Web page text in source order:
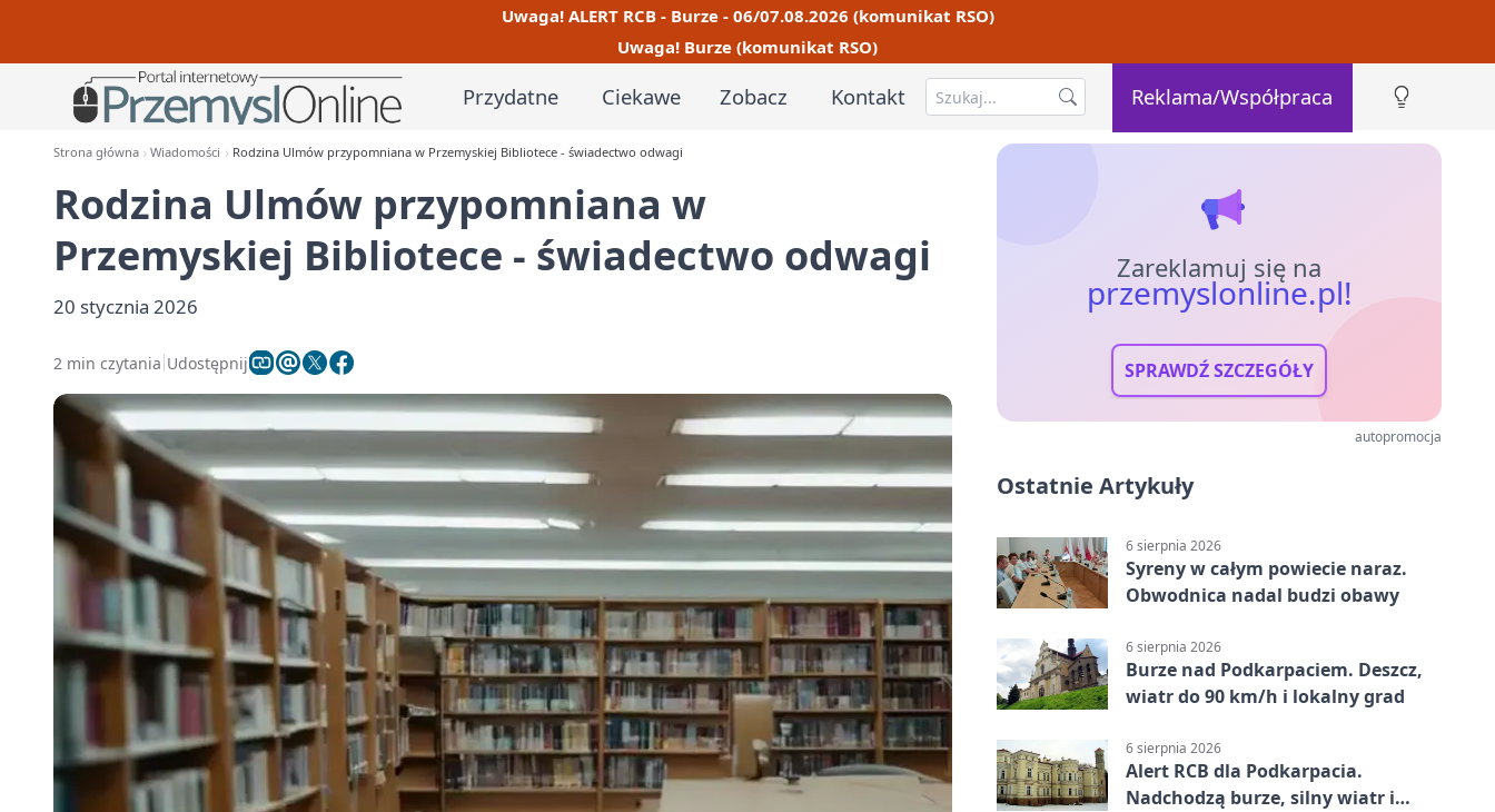
Uwaga! ALERT RCB - Burze - 06/07.08.2026 (komunikat RSO)
Uwaga! Burze (komunikat RSO)
Przydatne Ciekawe Zobacz Kontakt Reklama/Współpraca
Strona główna Wiadomości Rodzina Ulmów przypomniana w Przemyskiej Bibliotece - świadectwo odwagi
Rodzina Ulmów przypomniana w
Przemyskiej Bibliotece - świadectwo odwagi
20 stycznia 2026
2 min czytania Udostępnij
Zareklamuj się na
przemyslonline.pl!
SPRAWDŹ SZCZEGÓŁY
autopromocja
Ostatnie Artykuły
6 sierpnia 2026
Syreny w całym powiecie naraz.
Obwodnica nadal budzi obawy
6 sierpnia 2026
Burze nad Podkarpaciem. Deszcz,
wiatr do 90 km/h i lokalny grad
6 sierpnia 2026
Alert RCB dla Podkarpacia.
Nadchodzą burze, silny wiatr i